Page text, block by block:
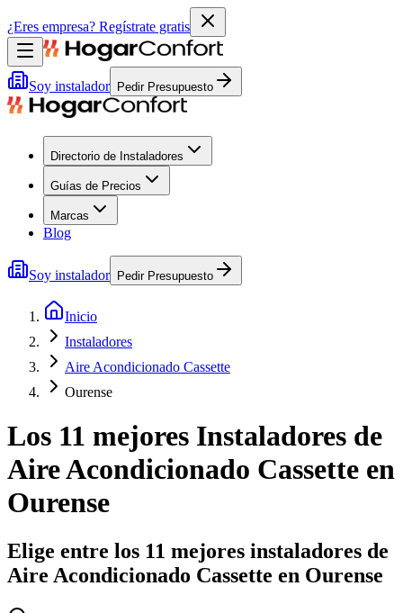
¿Eres empresa? Regístrate gratis
Soy instalador Pedir Presupuesto
Directorio de Instaladores
Guías de Precios
Marcas
Blog
Soy instalador Pedir Presupuesto
Inicio
Instaladores
Aire Acondicionado Cassette
Ourense
Los 11 mejores Instaladores de
Aire Acondicionado Cassette en
Ourense
Elige entre los 11 mejores instaladores de
Aire Acondicionado Cassette en Ourense